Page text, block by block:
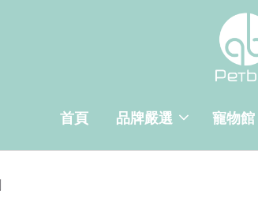
首頁 品牌嚴選 寵物館